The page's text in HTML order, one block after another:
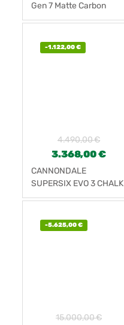
Gen 7 Matte Carbon
-1.122,00€
4.490,00€
3.368,00€
CANNONDALE
SUPERSIX EVO 3 CHALK
(2024)
-5.625,00€
15.000,00€